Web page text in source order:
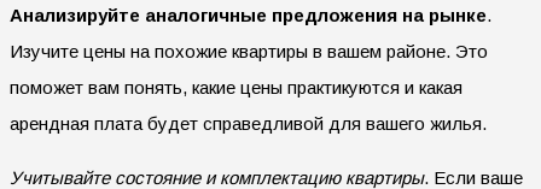
Анализируйте аналогичные предложения на рынке.
Изучите цены на похожие квартиры в вашем районе. Это
поможет вам понять, какие цены практикуются и какая
арендная плата будет справедливой для вашего жилья.
Учитывайте состояние и комплектацию квартиры. Если ваше